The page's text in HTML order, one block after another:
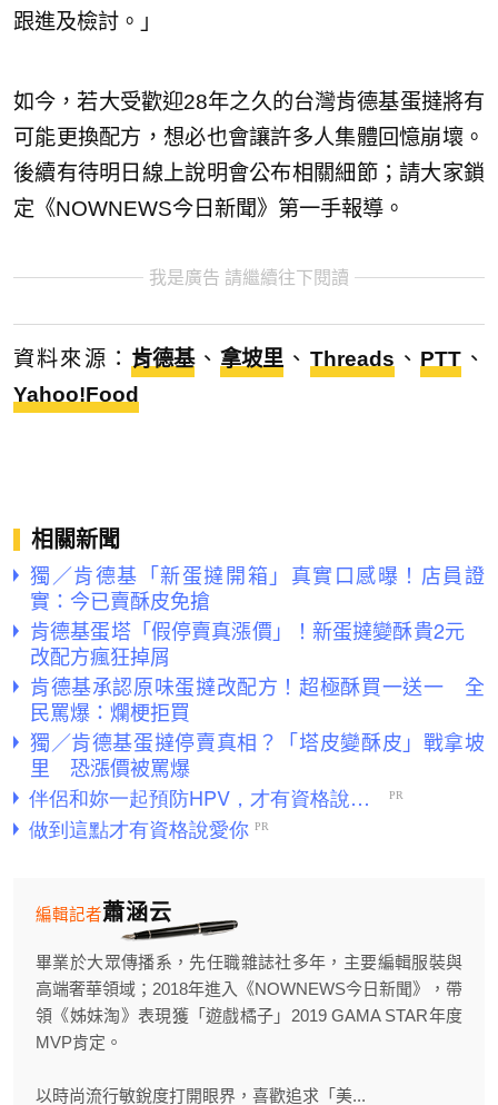
跟進及檢討。」
如今，若大受歡迎28年之久的台灣肯德基蛋撻將有
可能更換配方，想必也會讓許多人集體回憶崩壞。
後續有待明日線上說明會公布相關細節；請大家鎖
定《NOWNEWS今日新聞》第一手報導。
我是廣告 請繼續往下閱讀
資料來源： 肯德基、拿坡里 、 Threads 、 PTT、
Yahoo!Food
相關新聞
獨／肯德基「新蛋撻開箱」真實口感曝！店員證
實：今已賣酥皮免搶
肯德基蛋塔「假停賣真漲價」！新蛋撻變酥貴2元
改配方瘋狂掉屑
肯德基承認原味蛋撻改配方！超極酥買一送一 全
民罵爆：爛梗拒買
獨／肯德基蛋撻停賣真相？「塔皮變酥皮」戰拿坡
里 恐漲價被罵爆
蕭涵云
編輯記者
畢業於大眾傳播系，先任職雜誌社多年，主要編輯服裝與
高端奢華領域；2018年進入《NOWNEWS今日新聞》，帶
領《姊妹淘》表現獲「遊戲橘子」2019 GAMA STAR年度
MVP肯定。
以時尚流行敏銳度打開眼界，喜歡追求「美...